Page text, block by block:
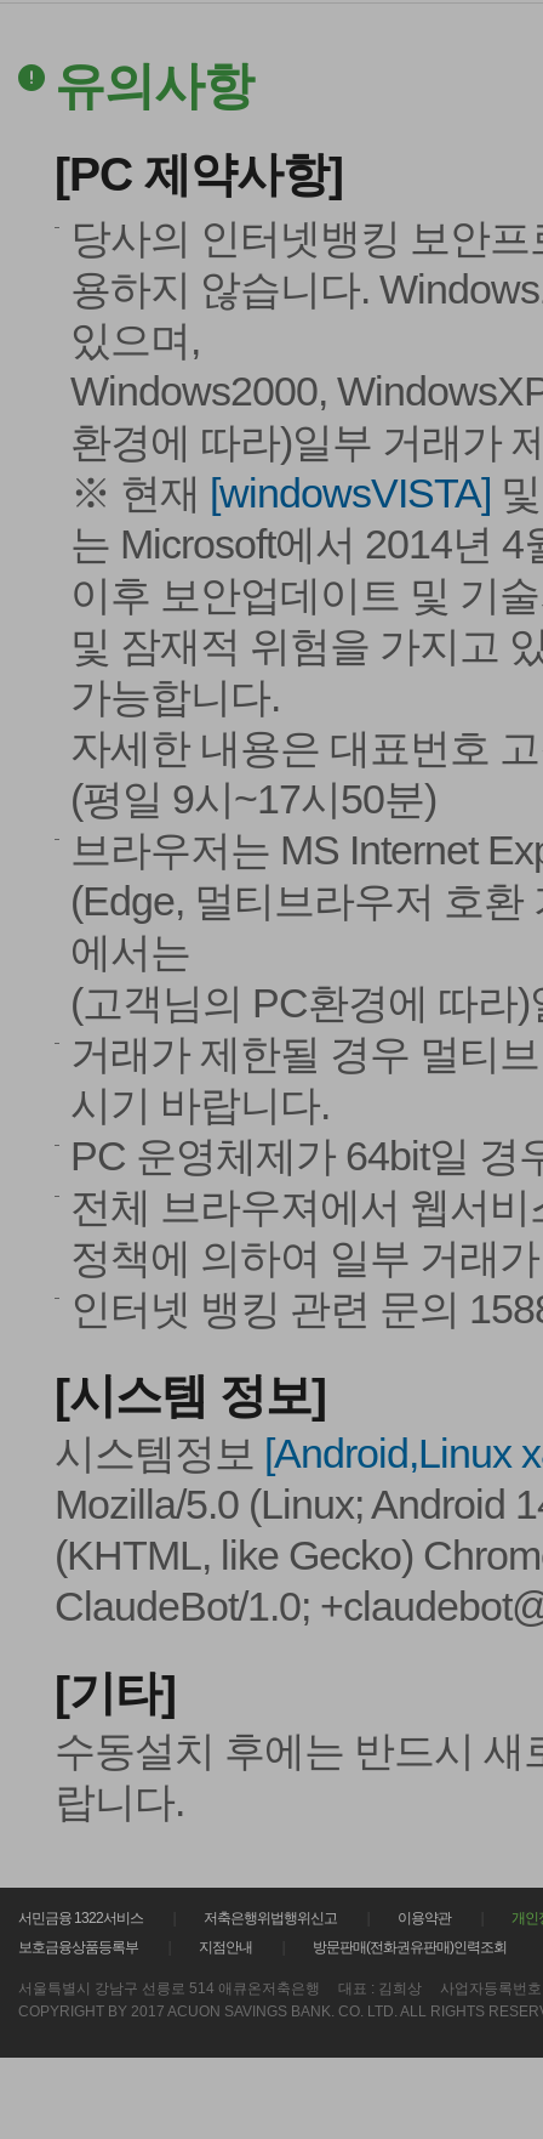
유의사항
[PC 제약사항]
당사의 인터넷뱅킹 보안
용하지 않습니다.
있으며,
Windows2000,
환경에 따라)일부 거래가
※ 현재 [windowsVISTA]
는 Microsoft에서 2014년
이후 보안업데이트 및 기
및 잠재적 위험을 가지고
가능합니다.
자세한 내용은 대표번호
(평일 9시~17시50분)
브라우저는 MS Internet
(Edge, 멀티브라우저 호환
에서는
(고객님의 PC환경에 따라
거래가 제한될 경우 멀티
시기 바랍니다.
PC 운영체제가 64bit일 경
전체 브라우져에서 웹서
정책에 의하여 일부 거래
인터넷 뱅킹 관련 문의
[시스템 정보]
시스템정보 [Android,Linux
Mozilla/5.0 (Linux; Android
(KHTML, like Gecko)
ClaudeBot/1.0;
[기타]
수동설치 후에는 반드시 새
랍니다.
서민금융 1322서비스 저축은행위법행위신고 이용약관
개인
보호금융상품등록부
지점안내 방문판매(전화권유판매)인력조회
서울특별시 강남구 선릉로 514 애큐온저축은행 대표 : 김희상 사업자등록번
COPYRIGHT BY 2017 ACUON SAVINGS BANK. CO. LTD. ALL RIGHTS